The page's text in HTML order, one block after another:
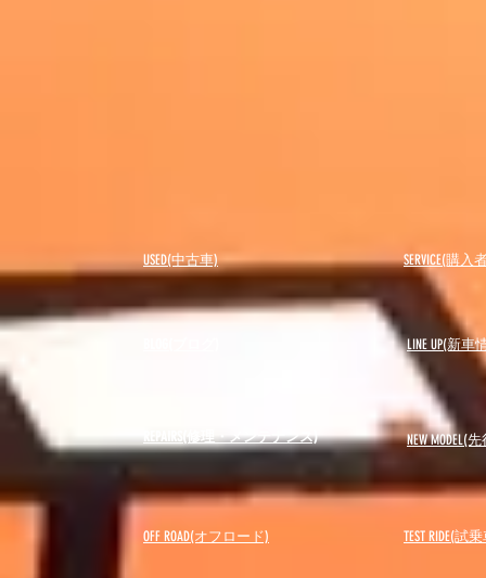
USED(中古車) SERVICE(購
LINE UP(新車
REPAIRS(修理・メンテナンス) NEW MODEL(先
OFF ROAD(オフロード) ​TEST RIDE(試